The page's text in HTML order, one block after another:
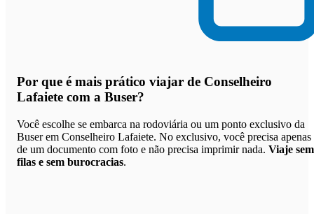
Por que é mais prático viajar de Conselheiro
Lafaiete com a Buser?
Você escolhe se embarca na rodoviária ou um ponto exclusivo da
Buser em Conselheiro Lafaiete. No exclusivo, você precisa apenas
de um documento com foto e não precisa imprimir nada. Viaje sem
filas e sem burocracias.